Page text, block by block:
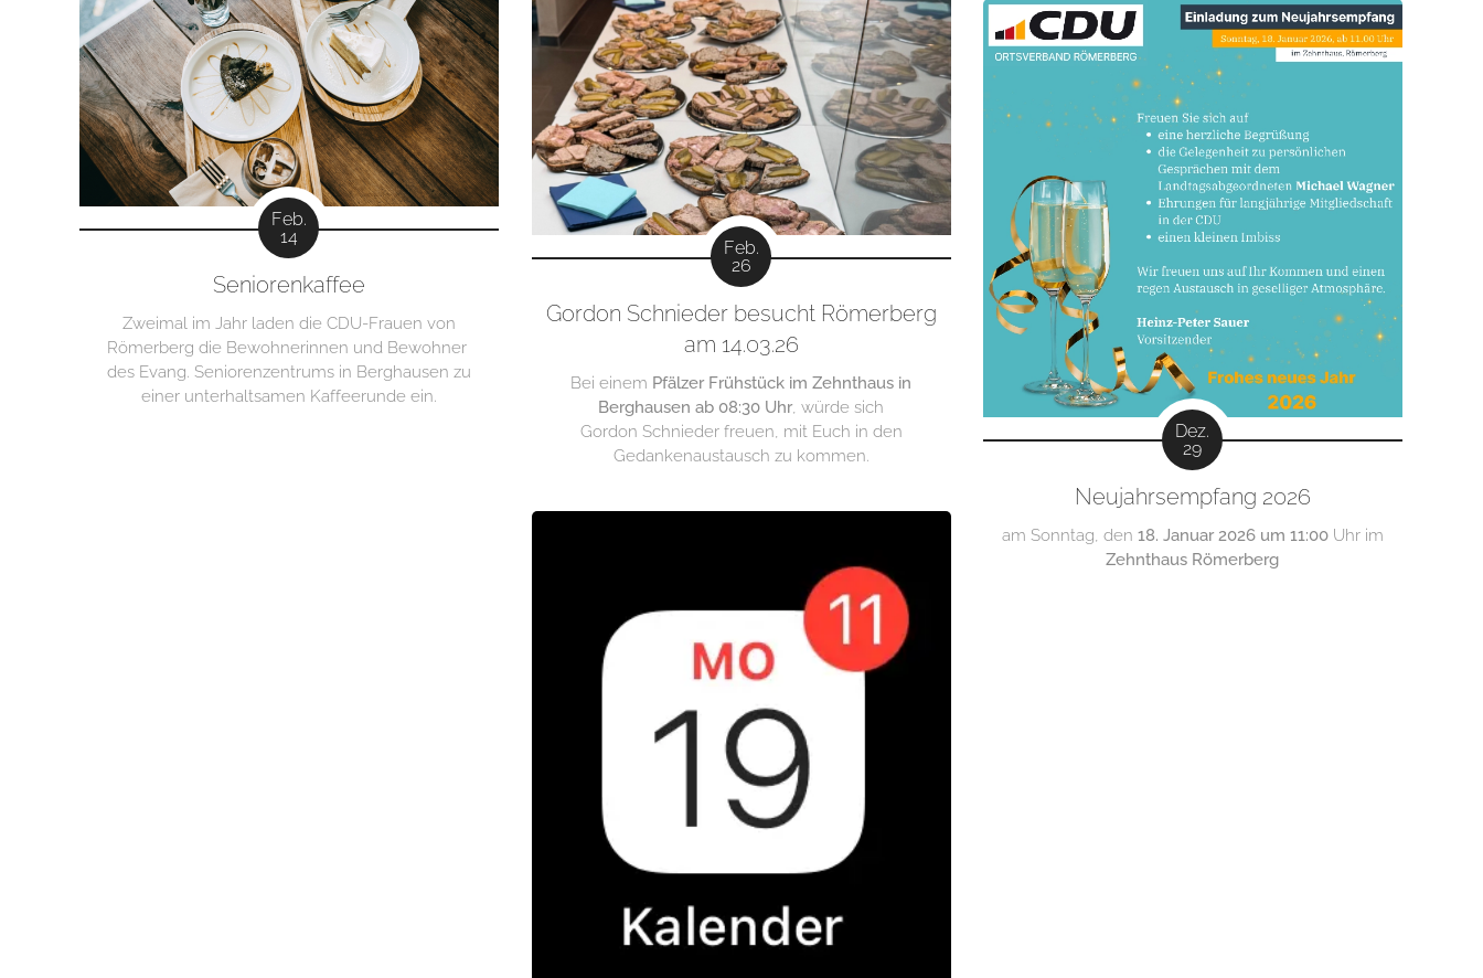
Feb.
26
Gordon Schnieder besucht Römerberg
am 14.03.26
Bei einem Pfälzer Frühstück im Zehnthaus in
Berghausen ab 08:30 Uhr, würde sich
Gordon Schnieder freuen, mit Euch in den
Gedankenaustausch zu kommen.
Feb.
14
Seniorenkaffee
Zweimal im Jahr laden die CDU-Frauen von
Römerberg die Bewohnerinnen und Bewohner
des Evang. Seniorenzentrums in Berghausen zu
einer unterhaltsamen Kaffeerunde ein.
Dez.
29
Neujahrsempfang 2026
am Sonntag, den 18. Januar 2026 um 11:00Uhr im
Zehnthaus Römerberg